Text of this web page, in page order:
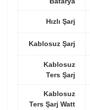
Hızlı Şarj
Kablosuz Şarj
Kablosuz
Ters Şarj
Kablosuz
Ters Şarj Watt